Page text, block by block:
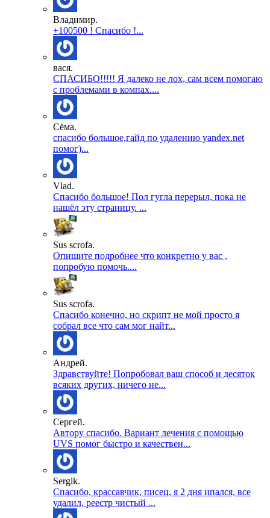
Владимир.
+100500 ! Спасибо !...
вася.
СПАСИБО!!!!! Я далеко не лох, сам всем помогаю
с проблемами в компах....
Сёма.
спасибо большое,гайд по удалению yandex.net
помог)...
Vlad.
Спасибо большое! Пол гугла перерыл, пока не
нашёл эту страницу. ...
Sus scrofa.
Опишите подробнее что конкретно у вас ,
попробую помочь....
Sus scrofa.
Спасибо конечно, но скрипт не мой просто я
собрал все что сам мог найт...
Андрей.
Здравствуйте! Попробовал ваш способ и десяток
всяких других, ничего не...
Сергей.
Автору спасибо. Вариант лечения с помощью
UVS помог быстро и качествен...
Sergik.
Спасибо, крассавчик, писец, я 2 дня ипался, все
удалил, реестр чистый ...